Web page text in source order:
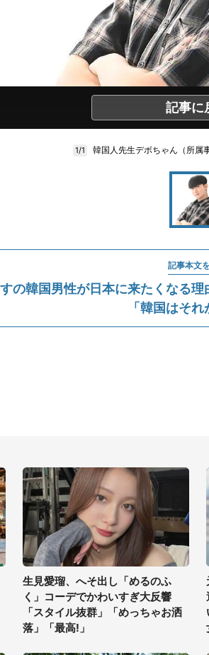
記事に
1/1 韓国人先生デボちゃん（所属
記事本文
の韓国男性が日本に来たくなる
「韓国はそれ
生見愛瑠、へそ出し「めるのふ
く」コーデでかわいすぎ大反響
「スタイル抜群」「めっちゃお洒
落」「最高!」